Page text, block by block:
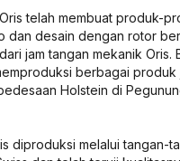
telah membuat produk-
dan desain dengan rotor
jam tangan mekanik Oris.
berbagai produk
Holstein di
diproduksi melalui tangan-